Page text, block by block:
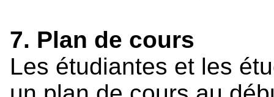
7. Plan de cours
Les étudiantes et les